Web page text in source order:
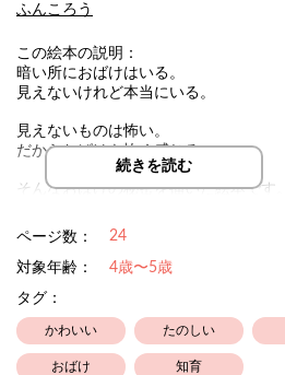
ふんころう
この絵本の説明：
暗い所におばけはいる。
見えないけれど本当にいる。
見えないものは怖い。
だからおばけも怖く感じる…
そんなおばけの秘密を描いた絵本です。
続きを読む
ページ数： 24
対象年齢：
4歳〜5歳
タグ：
かわいい たのしい
おばけ 知育